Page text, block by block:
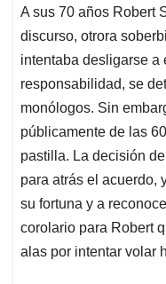
A sus 70 años Robert
discurso, otrora
intentaba desligarse a
responsabilidad, se
monólogos. Sin
públicamente de las
pastilla. La decisión
para atrás el acuerdo,
su fortuna y a
corolario para Robert
alas por intentar volar